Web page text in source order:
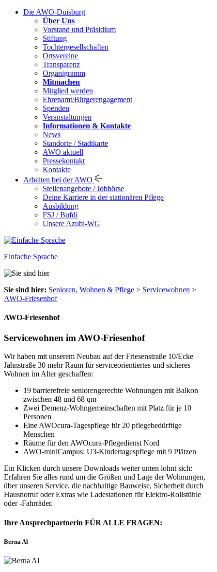
Die AWO-Duisburg
Über Uns
Vorstand und Präsidium
Stiftung
Tochtergesellschaften
Ortsvereine
Transparenz
Organigramm
Mitmachen
Mitglied werden
Ehrenamt/Bürgerengagement
Spenden
Veranstaltungen
Informationen & Kontakte
News
Standorte / Stadtkarte
AWO aktuell
Pressekontakt
Kontakte
Arbeiten bei der AWO
Stellenangebote / Jobbörse
Deine Karriere in der stationären Pflege
Ausbildung
FSJ / Bufdi
Unsere Azubi-WG
Einfache Sprache
Sie sind hier: Senioren, Wohnen & Pflege > Servicewohnen >
AWO-Friesenhof
AWO-Friesenhof
Servicewohnen im AWO-Friesenhof
Wir haben mit unserem Neubau auf der Friesenstraße 10/Ecke
Jahnstraße 30 mehr Raum für serviceorientiertes und sicheres
Wohnen im Alter geschaffen:
19 barrierefreie seniorengerechte Wohnungen mit Balkon
zwischen 48 und 68 qm
Zwei Demenz-Wohngemeinschaften mit Platz für je 10
Personen
Eine AWOcura-Tagespflege für 20 pflegebedürftige
Menschen
Räume für den AWOcura-Pflegedienst Nord
AWO-miniCampus: U3-Kindertagespflege mit 9 Plätzen
Ein Klicken durch unsere Downloads weiter unten lohnt sich:
Erfahren Sie alles rund um die Größen und Lage der Wohnungen,
über unseren Service, die nachhaltige Bauweise, Sicherheit durch
Hausnotruf oder Extras wie Ladestationen für Elektro-Rollstühle
oder -Fahrräder.
Ihre Ansprechpartnerin FÜR ALLE FRAGEN:
Berna Al